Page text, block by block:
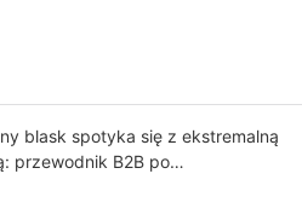
blask spotyka się z ekstremalną
przewodnik B2B po